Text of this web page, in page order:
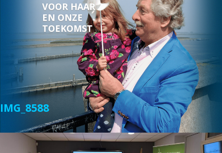
VOOR HAAR
EN ONZE
TOEKOMST
IMG_8588